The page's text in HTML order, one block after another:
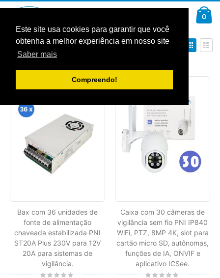
Este site usa cookies para garantir que você
obtenha a melhor experiência em nosso site
Saber mais
Compreendo!
Conteúdo
0
Ordenar por
Definir
Ver
como
Bax com 36 unidades de
fonte de alimentação
chaveada estabilizada PNI
ST20A Plus 230V para 12V
20A para sistemas de
vigilância.
Rating:
Caixa com 30 câmeras de
vigilância sem fio PNI IP840
WiFi, PTZ, 8MP 4K, slot para
cartão micro SD, autônomas,
funções de IA, ONVIF e
aplicativo ICSee.
Rating: